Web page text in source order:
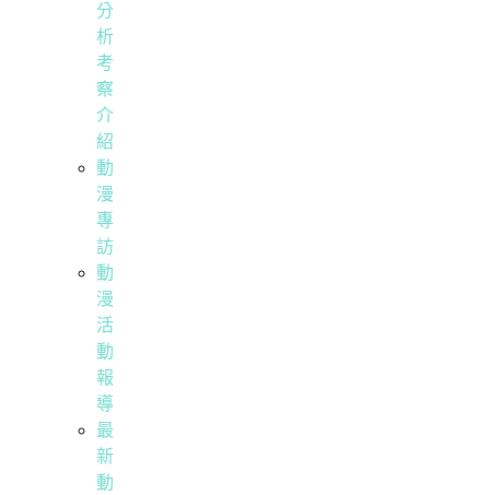
分
析
考
察
介
紹
動
漫
專
訪
動
漫
活
動
報
導
最
新
動